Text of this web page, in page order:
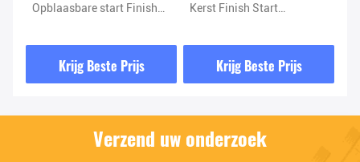
Opblaasbare start Finish
Marathon Doelwedstrijd
Opblaasbare boog
Krijg Beste Prijs
Kerst Finish Start
toegangsboog Met logo
Krijg Beste Prijs
Verzend uw onderzoek